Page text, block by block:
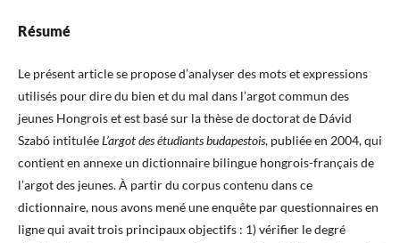
Résumé
Le présent article se propose d’analyser des mots et expressions
utilisés pour dire du bien et du mal dans l’argot commun des
jeunes Hongrois et est basé sur la thèse de doctorat de Dávid
Szabó intituléeL’argot des étudiants budapestois, publiée en 2004, qui
contient en annexe un dictionnaire bilingue hongrois-français de
l’argot des jeunes. À partir du corpus contenu dans ce
dictionnaire, nous avons mené une enquête par questionnaires en
ligne qui avait trois principaux objectifs : 1) vérifier le degré